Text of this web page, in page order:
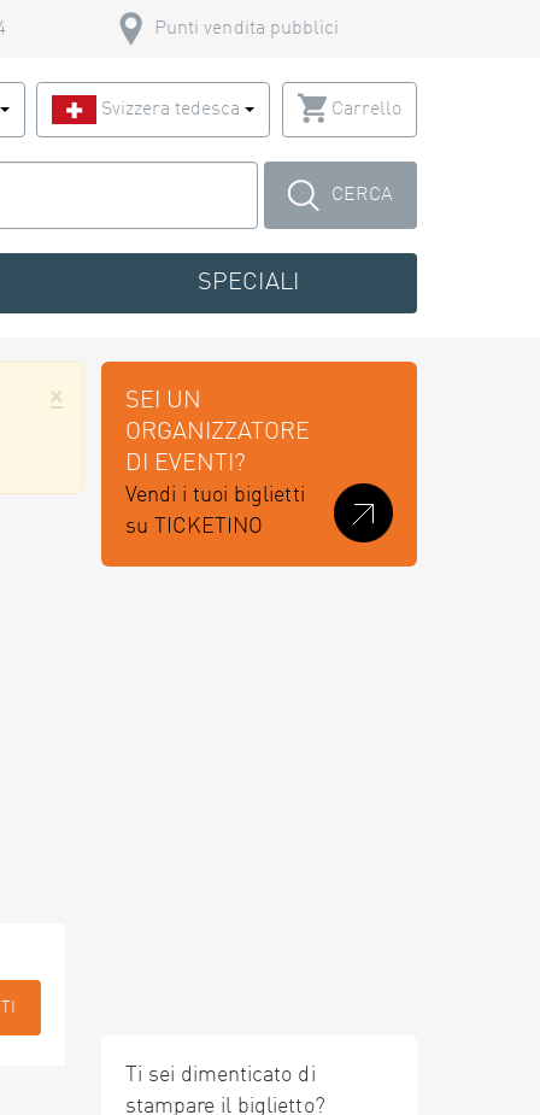
Punti vendita pubblici
Svizzera tedesca Carrello
CERCA
SPECIALI
×
SEI UN
ORGANIZZATORE
DI EVENTI?
Vendi i tuoi biglietti
su TICKETINO
Ti sei dimenticato di
stampare il biglietto?